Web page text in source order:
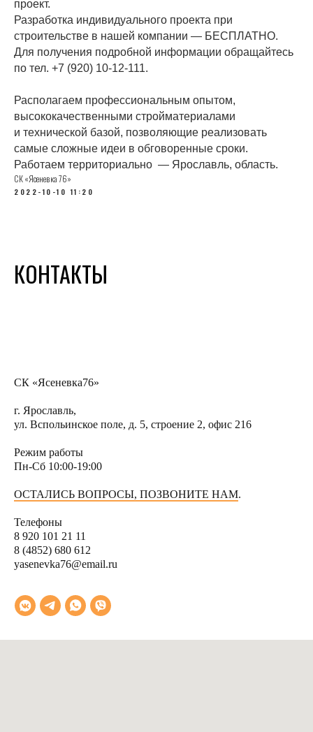
проект.
Разработка индивидуального проекта при
строительстве в нашей компании — БЕСПЛАТНО.
Для получения подробной информации обращайтесь
по тел. +7 (920) 10-12-111.
Располагаем профессиональным опытом,
высококачественными стройматериалами
и технической базой, позволяющие реализовать
самые сложные идеи в обговоренные сроки.
Работаем территориально — Ярославль, область.
СК «Ясеневка 76»
2022-10-10 11:20
КОНТАКТЫ
СК «Ясеневка76»
г. Ярославль,
ул. Вспольинское поле, д. 5, строение 2, офис 216
Режим работы
Пн-Сб 10:00-19:00
ОСТАЛИСЬ ВОПРОСЫ, ПОЗВОНИТЕ НАМ.
Телефоны
8 920 101 21 11
8 (4852) 680 612
yasenevka76@email.ru